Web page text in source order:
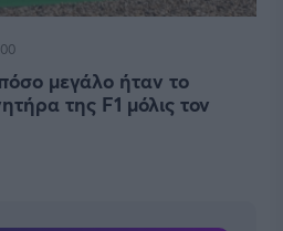
μεγάλο ήταν το
της F1 μόλις τον